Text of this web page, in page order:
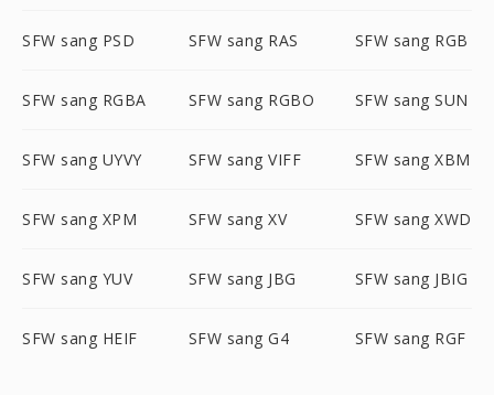
SFW sang PSD SFW sang RAS SFW sang RGB
SFW sang RGBA SFW sang RGBO SFW sang SUN
SFW sang UYVY SFW sang VIFF SFW sang XBM
SFW sang XPM SFW sang XV SFW sang XWD
SFW sang YUV SFW sang JBG SFW sang JBIG
SFW sang HEIF SFW sang G4 SFW sang RGF